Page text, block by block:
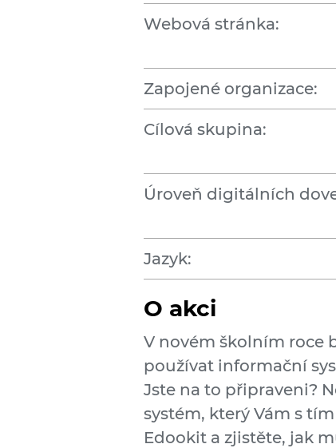
Webová stránka:
Zapojené organizace:
Cílová skupina:
Úroveň digitálních
Jazyk:
O akci
V novém školním roce
používat informační
Jste na to připraveni?
systém, který Vám s
Edookit a zjistěte, jak